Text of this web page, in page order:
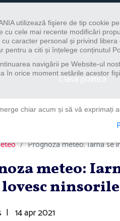
Clasa politica
Prognoza meteo: Iarna se
meteo:
lovesc
| 14 apr 2021
utilizează fişiere de tip cookie
cu cele mai recente modificări
cu caracter personal și privind
pentru a citi și înțelege conținutul
navigării pe Website-ul
în orice moment setările acestor
chiar acum și să vă exprimați